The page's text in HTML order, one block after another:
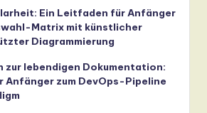
Ein Leitfaden für Anfänger
Matrix mit künstlicher
Diagrammierung
zur lebendigen Dokumentation:
Anfänger zum DevOps-Pipeline